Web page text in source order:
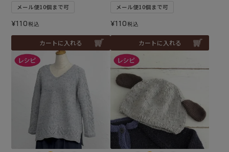
メール便10個まで可
¥110税込
カートに入れる
メール便10個まで可
¥110税込
カートに入れる